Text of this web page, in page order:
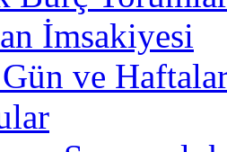
İmsakiyesi
ve